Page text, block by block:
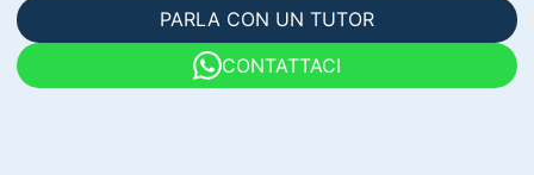
PARLA CON UN TUTOR
CONTATTACI